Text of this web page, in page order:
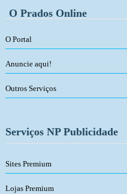
O Prados Online
O Portal
Anuncie aqui!
Outros Serviços
Serviços NP Publicidade
Sites Premium
Lojas Premium